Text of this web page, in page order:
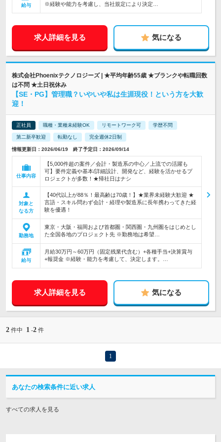
給与
※経験や能力を考慮し、当社規定により決定…
求人詳細を見る 気になる
株式会社Phoenixテクノロジーズ | ★平均年齢55歳 ★ブランクや転職回数
は不問 ★土日祝休み
【SE・PG】管理職？いやいや私は生涯現役！という方を大歓
迎！
正社員 職種・業種未経験OK リモートワーク可 学歴不問
第二新卒歓迎 転勤なし 完全週休2日制
情報更新日：2026/06/19 終了予定日：2026/09/14
仕事内容
【5,000件超の案件／会計・製造系の中心／上流での活躍も
可】要件定義や基本/詳細設計、開発など、経験を活かせるプ
ロジェクトが多数！★帰社日はナシ
対象と
なる方
【40代以上が88％！最高齢は70歳！】★業界未経験大歓迎 ★
言語・スキル問わず会計・経理や製造系に長年携わってきた経
験を優遇！
勤務地
東京・大阪・福岡および首都圏・関西圏・九州圏をはじめとし
た全国各地のプロジェクト先 ※勤務地は希望…
給与
月給30万円～60万円（固定残業代含む）+各種手当+決算賞与
+報奨金 ※経験・能力を考慮して、決定します。…
求人詳細を見る 気になる
2 件中 1 -2 件
1
あなたの検索条件に近い求人
すべての求人を見る